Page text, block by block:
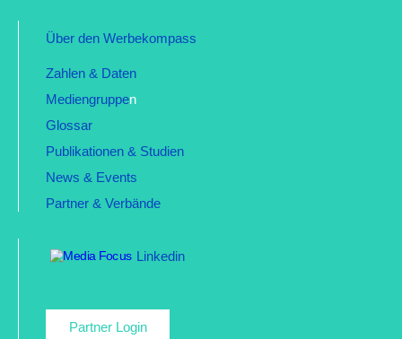
Über den Werbekompass
Zahlen & Daten
Mediengruppen
Glossar
Publikationen & Studien
News & Events
Partner & Verbände
Linkedin
Partner Login